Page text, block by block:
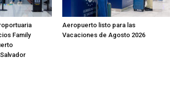
Family
Aeropuerto listo para las
Vacaciones de Agosto 2026